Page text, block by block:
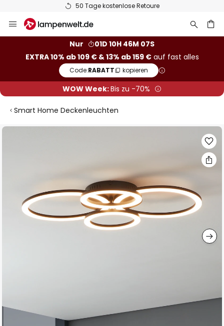
50 Tage kostenlose Retoure
Inhalt
Nur
01D 10H 46M 06S
EXTRA 10% ab 109 € & 13% ab 159 €auf fast alles
Code:RABATT kopieren
WOW Week:Bis zu -70%
Smart Home Deckenleuchten
Zum